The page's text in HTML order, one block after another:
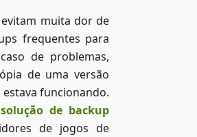
muita dor de
frequentes para
de problemas,
de uma versão
funcionando.
solução de backup
de jogos de